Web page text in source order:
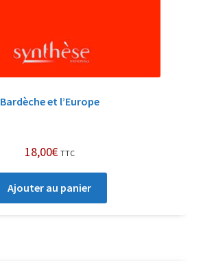
Bardèche et l’Europe
18,00€ TTC
Ajouter au panier